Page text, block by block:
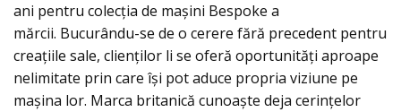
ani pentru colecția de maşini Bespoke a
mărcii. Bucurându-se de o cerere fără precedent pentru
creațiile sale, clienților li se oferă oportunități aproape
nelimitate prin care îşi pot aduce propria viziune pe
maşina lor. Marca britanică cunoaşte deja cerințelor